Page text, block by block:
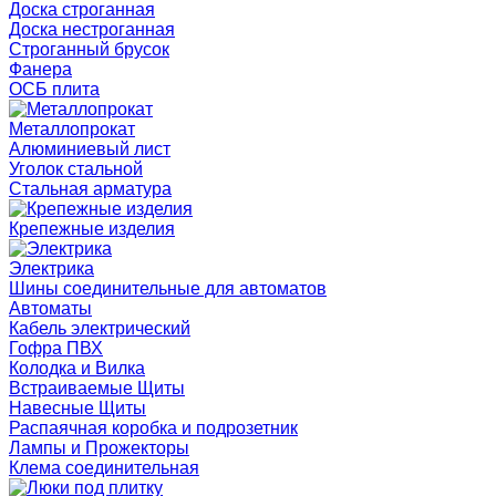
Доска строганная
Доска нестроганная
Строганный брусок
Фанера
ОСБ плита
Металлопрокат
Алюминиевый лист
Уголок стальной
Стальная арматура
Крепежные изделия
Электрика
Шины соединительные для автоматов
Автоматы
Кабель электрический
Гофра ПВХ
Колодка и Вилка
Встраиваемые Щиты
Навесные Щиты
Распаячная коробка и подрозетник
Лампы и Прожекторы
Клема соединительная